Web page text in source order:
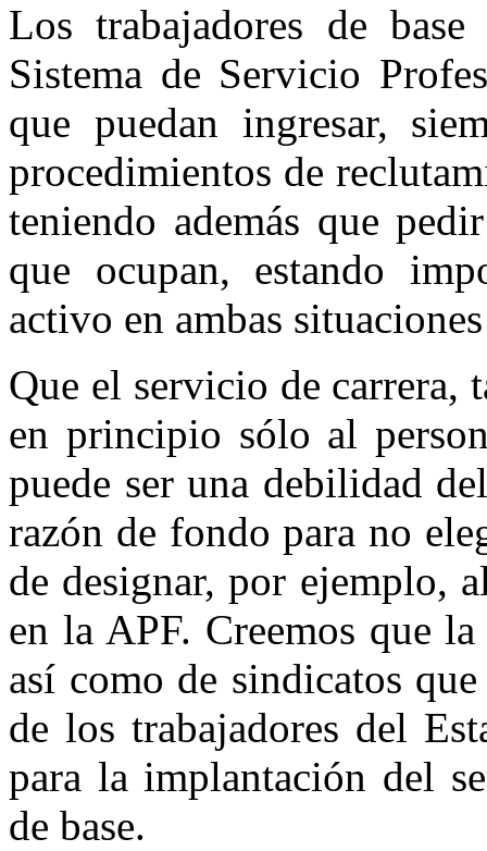
Los trabajadores de
Sistema de Servicio
que puedan ingresar,
procedimientos de
teniendo además que
que ocupan, estando
activo en ambas
Que el servicio de
en principio sólo al
puede ser una debilidad
razón de fondo para no
de designar, por ejemplo,
en la APF. Creemos que
así como de sindicatos
de los trabajadores del
para la implantación del
de base.